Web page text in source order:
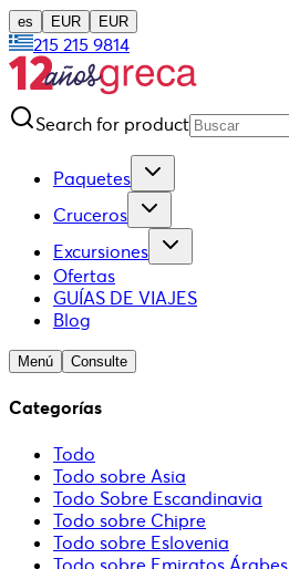
es EUR EUR
215 215 9814
Search for product
Paquetes
Cruceros
Excursiones
Ofertas
GUÍAS DE VIAJES
Blog
Menú Consulte
Categorías
Todo
Todo sobre Asia
Todo Sobre Escandinavia
Todo sobre Chipre
Todo sobre Eslovenia
Todo sobre Emiratos Árabes